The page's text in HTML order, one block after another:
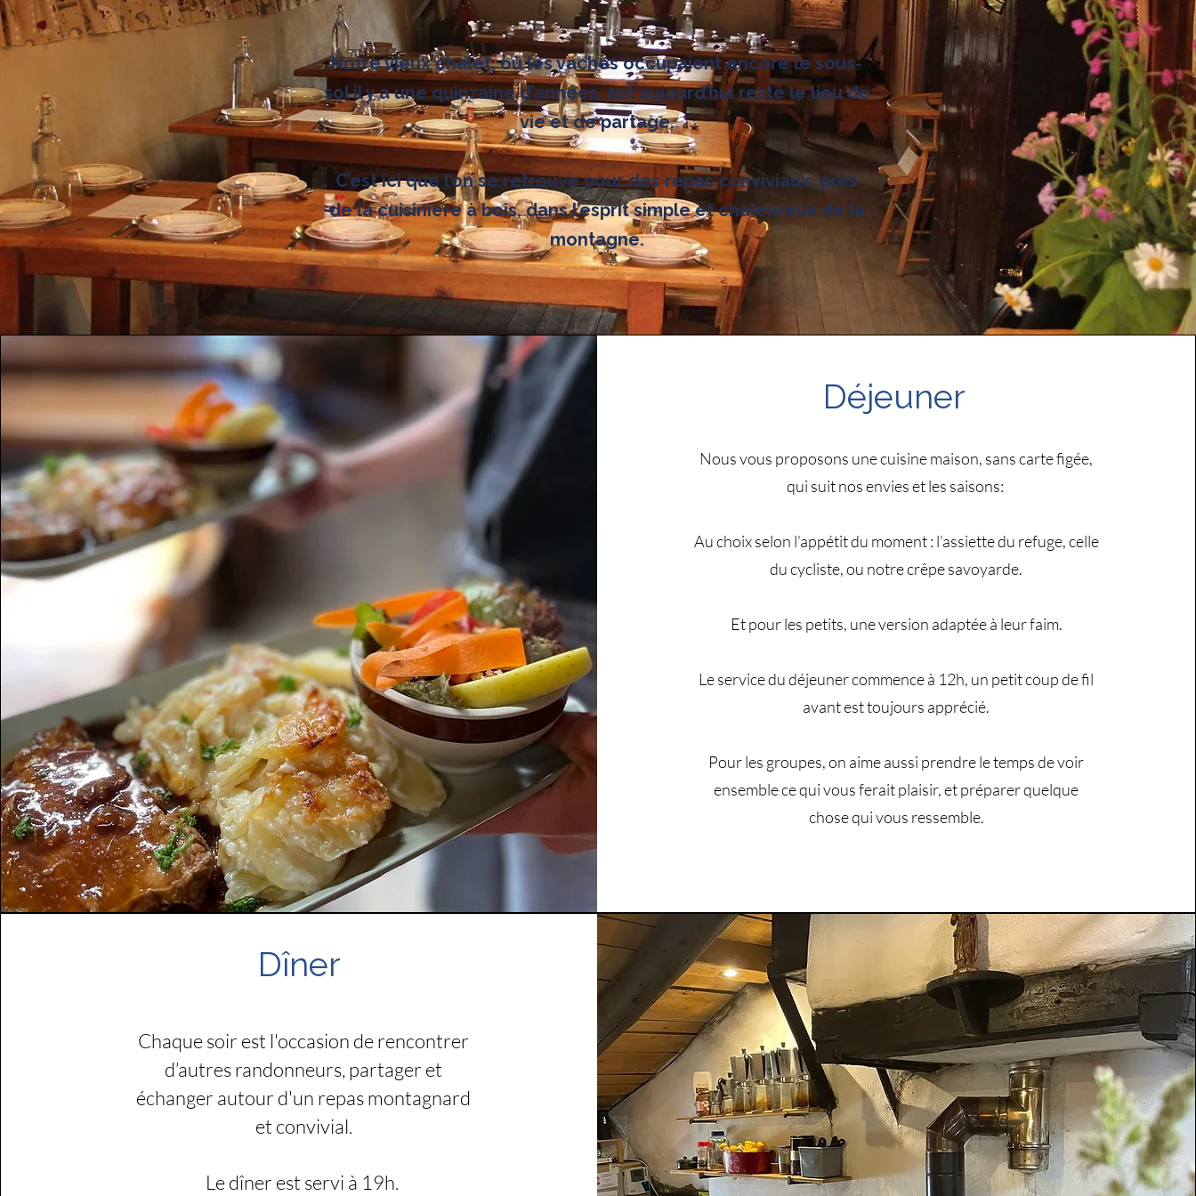
Notre vieux chalet, où les vaches occupaient encore le sous-
sol il y a une quinzaine d’années, est aujourd’hui resté le lieu de
vie et de partage.
C’est ici que l’on se retrouve pour des repas conviviaux, près
de la cuisinière à bois, dans l’esprit simple et chaleureux de la
montagne.
Déjeuner
Nous vous proposons une cuisine maison, sans carte figée,
qui suit nos envies et les saisons:
Au choix selon l’appétit du moment : l’assiette du refuge, celle
du cycliste, ou notre crêpe savoyarde.
Et pour les petits, une version adaptée à leur faim.
​Le service du déjeuner commence à 12h, un petit coup de fil
avant est toujours apprécié.
​Pour les groupes, on aime aussi prendre le temps de voir
ensemble ce qui vous ferait plaisir, et préparer quelque
chose qui vous ressemble.
Dîner
Chaque soir est l'occasion de rencontrer
d’autres randonneurs, partager et
échanger autour d'un repas montagnard
et convivial.
Le dîner est servi à 19h.